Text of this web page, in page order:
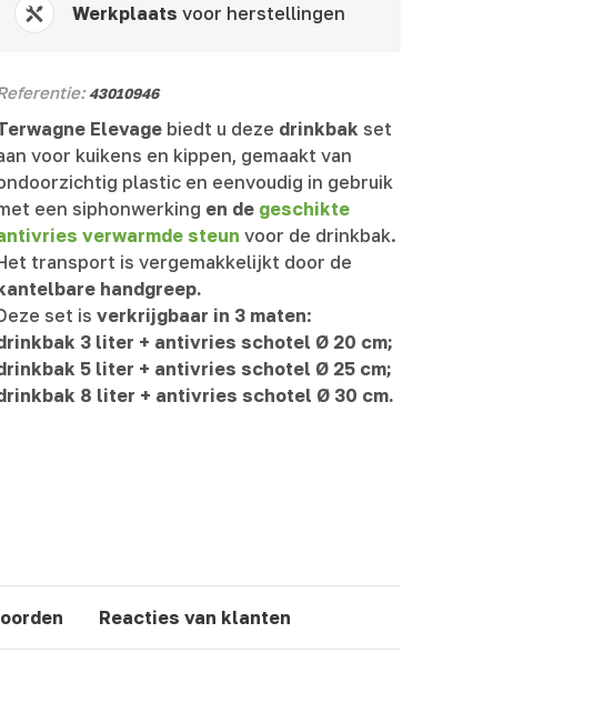
Werkplaats voor herstellingen
43010946
Elevage biedt u deze drinkbak set
voor kuikens en kippen, gemaakt van
plastic en eenvoudig in gebruik
een siphonwerking en de geschikte
verwarmde steun voor de drinkbak.
transport is vergemakkelijkt door de
handgreep.
set isverkrijgbaar in 3 maten:
3 liter + antivries schotel Ø 20 cm;
5 liter + antivries schotel Ø 25 cm;
8 liter + antivries schotel Ø 30 cm.
Reacties van klanten